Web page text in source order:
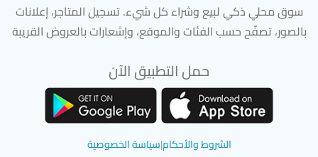
سوق محلي ذكي لبيع وشراء كل شيء. تسجيل المتاجر، إعلانات
بالصور، تصفّح حسب الفئات والموقع، وإشعارات بالعروض القريبة
حمل التطبيق الآن
الشروط والأحكام|سياسة الخصوصية